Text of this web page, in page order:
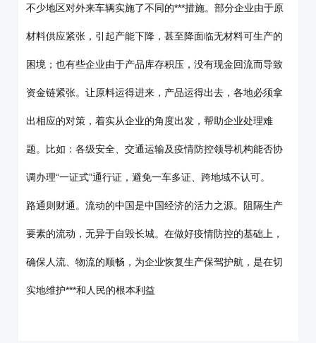
不少地区对外来车辆实施了不同的***措施。部分企业由于原
材料供应紧张，引起产能下降，甚至降面临无材料可生产的
困境；也有些企业由于产品库存积压，没有现金回流而导致
资金链紧张。让原料运得进来，产品运得出去，各地必须拿
出相应的对策，着实从企业的角度出发，帮助企业处理难
题。比如：各级安全、交通运输及疫情防控领导机构能否协
调办理“一证式”通行证，避免一车多证、跨地域不认可。
路通则财通。流动的中国是中国经济的活力之源。阻隔生产
要素的流动，无异于自毁长城。在做好疫情防控的基础上，
确保人流、物流的顺畅，为企业恢复生产保驾护航，是在切
实地维护***和人民的根本利益